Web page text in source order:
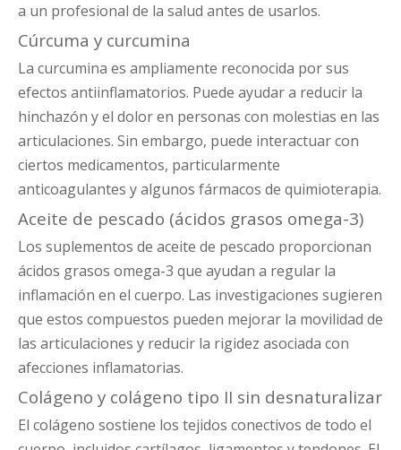
a un profesional de la salud antes de usarlos.
Cúrcuma y curcumina
La curcumina es ampliamente reconocida por sus
efectos antiinflamatorios. Puede ayudar a reducir la
hinchazón y el dolor en personas con molestias en las
articulaciones. Sin embargo, puede interactuar con
ciertos medicamentos, particularmente
anticoagulantes y algunos fármacos de quimioterapia.
Aceite de pescado (ácidos grasos omega-3)
Los suplementos de aceite de pescado proporcionan
ácidos grasos omega-3 que ayudan a regular la
inflamación en el cuerpo. Las investigaciones sugieren
que estos compuestos pueden mejorar la movilidad de
las articulaciones y reducir la rigidez asociada con
afecciones inflamatorias.
Colágeno y colágeno tipo II sin desnaturalizar
El colágeno sostiene los tejidos conectivos de todo el